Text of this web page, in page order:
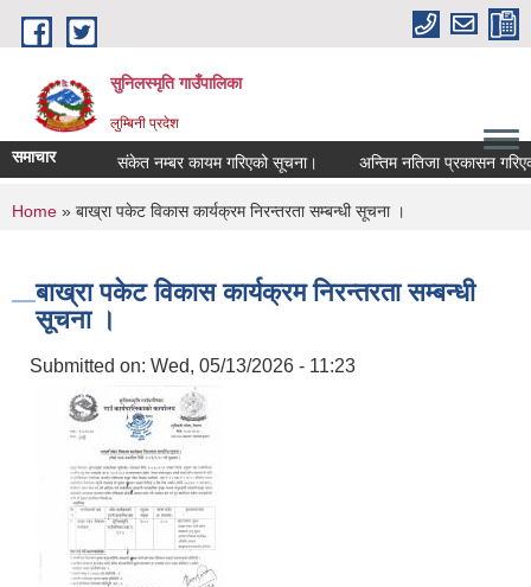
Skip to main content
सुनिलस्मृति गाउँपालिका
लुम्बिनी प्रदेश
समाचार संकेत नम्बर कायम गरिएको सूचना। अन्तिम नतिजा प्रकासन गरिएकाे
You are here
Home » बाख्रा पकेट विकास कार्यक्रम निरन्तरता सम्बन्धी सूचना ।
बाख्रा पकेट विकास कार्यक्रम निरन्तरता सम्बन्धी
सूचना ।
Submitted on: Wed, 05/13/2026 - 11:23